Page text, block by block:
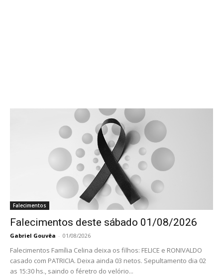
Falecimentos
Falecimentos deste sábado 01/08/2026
Gabriel Gouvêa - 01/08/2026
Falecimentos Família Celina deixa os filhos: FELICE e RONIVALDO
casado com PATRICIA. Deixa ainda 03 netos. Sepultamento dia 02
as 15:30 hs., saindo o féretro do velório...